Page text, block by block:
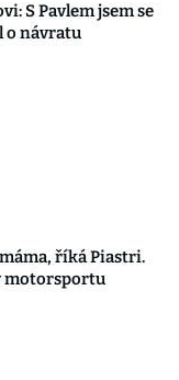
S Pavlem jsem se
o návratu
říká Piastri.
motorsportu